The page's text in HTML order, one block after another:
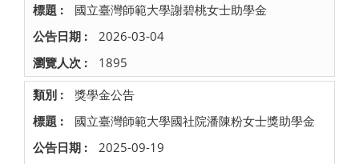
國立臺灣師範大學謝碧桃女士助學金
2026-03-04
1895
獎學金公告
國立臺灣師範大學國社院潘陳粉女士獎助學金
2025-09-19